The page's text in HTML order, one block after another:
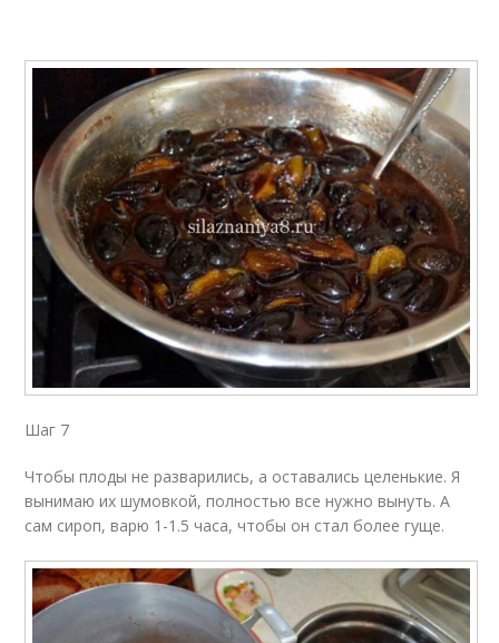
Шаг 7
Чтобы плоды не разварились, а оставались целенькие. Я
вынимаю их шумовкой, полностью все нужно вынуть. А
сам сироп, варю 1-1.5 часа, чтобы он стал более гуще.